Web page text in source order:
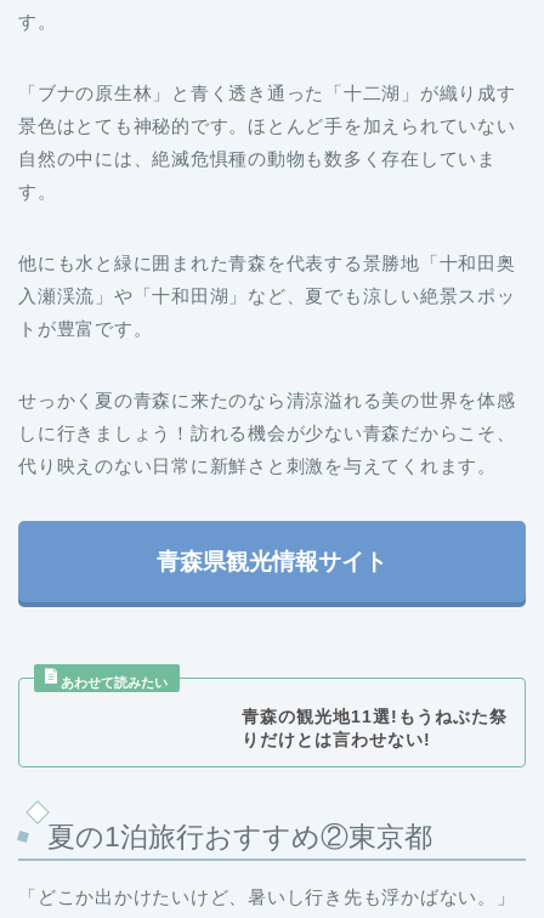
す。
「ブナの原生林」と青く透き通った「十二湖」が織り成す
景色はとても神秘的です。ほとんど手を加えられていない
自然の中には、絶滅危惧種の動物も数多く存在していま
す。
他にも水と緑に囲まれた青森を代表する景勝地「十和田奥
入瀬渓流」や「十和田湖」など、夏でも涼しい絶景スポッ
トが豊富です。
せっかく夏の青森に来たのなら清涼溢れる美の世界を体感
しに行きましょう！訪れる機会が少ない青森だからこそ、
代り映えのない日常に新鮮さと刺激を与えてくれます。
青森県観光情報サイト
青森の観光地11選!もうねぶた祭
りだけとは言わせない!
夏の1泊旅行おすすめ②東京都
「どこか出かけたいけど、暑いし行き先も浮かばない。」